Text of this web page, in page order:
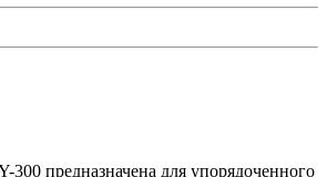
предназначена для упорядоченного